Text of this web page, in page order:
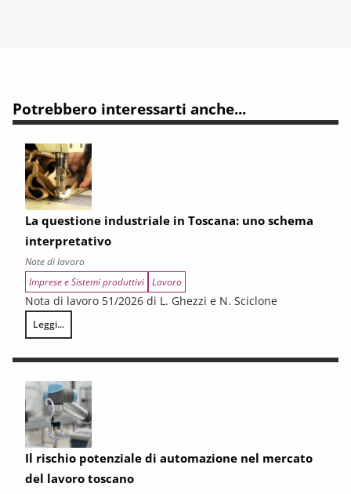
Potrebbero interessarti anche...
La questione industriale in Toscana: uno schema
interpretativo
Note di lavoro
Imprese e Sistemi produttivi Lavoro
Nota di lavoro 51/2026 di L. Ghezzi e N. Sciclone
Leggi...
La questione industriale in Toscana: uno schema interpretativo
Il rischio potenziale di automazione nel mercato
del lavoro toscano